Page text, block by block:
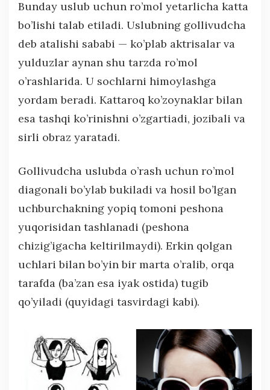
Bunday uslub uchun ro’mol yetarlicha katta
bo’lishi talab etiladi. Uslubning gollivudcha
deb atalishi sababi — ko’plab aktrisalar va
yulduzlar aynan shu tarzda ro’mol
o’rashlarida. U sochlarni himoylashga
yordam beradi. Kattaroq ko’zoynaklar bilan
esa tashqi ko’rinishni o’zgartiadi, jozibali va
sirli obraz yaratadi.
Gollivudcha uslubda o’rash uchun ro’mol
diagonali bo’ylab bukiladi va hosil bo’lgan
uchburchakning yopiq tomoni peshona
yuqorisidan tashlanadi (peshona
chizig’igacha keltirilmaydi). Erkin qolgan
uchlari bilan bo’yin bir marta o’ralib, orqa
tarafda (ba’zan esa iyak ostida) tugib
qo’yiladi (quyidagi tasvirdagi kabi).